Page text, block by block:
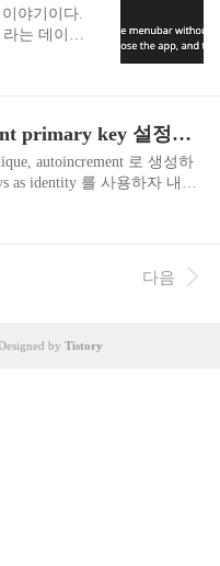
task_id int NOTNULL, u
이야기이다.
라는 데이터
를 Golang
두 타
에 따라 저
용하여 항상
를 보여주
PostgreSQL에서 autoincrement primary key 설정하기
autoincrement 로 생성하
as identity 를 사용하자 내
하나씩 증가하는 8바이트 정
를 생성하게 하는 구현이
부터는 generated as identity
다음
by Tistory